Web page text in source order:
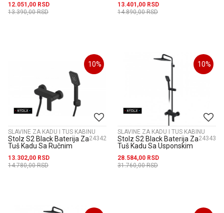
12.051,00 RSD
13.390,00RSD
13.401,00 RSD
14.890,00RSD
10%
SLAVINE ZA KADU I TUS KABINU
24342
Stolz S2 Black Baterija Za
Tuš Kadu Sa Ručnim
13.302,00 RSD
14.780,00RSD
10%
SLAVINE ZA KADU I TUS KABINU
24343
Stolz S2 Black Baterija Za
Tuš Kadu Sa Usponskim
237251B
28.584,00 RSD
31.760,00RSD